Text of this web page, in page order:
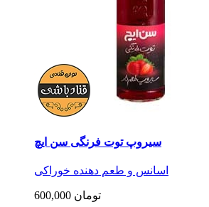
سیروپ توت فرنگی سن ایچ
اسانس و طعم دهنده خوراکی
600,000 تومان